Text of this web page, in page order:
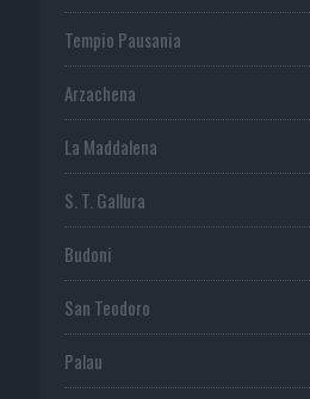
Tempio Pausania
Arzachena
La Maddalena
S. T. Gallura
Budoni
San Teodoro
Palau